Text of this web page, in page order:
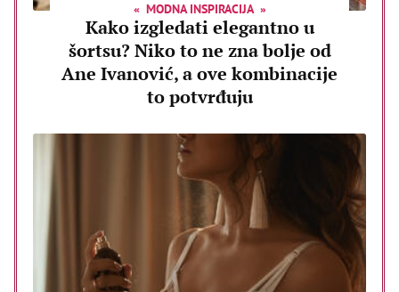
MODNA INSPIRACIJA
Kako izgledati elegantno u
šortsu? Niko to ne zna bolje od
Ane Ivanović, a ove kombinacije
to potvrđuju